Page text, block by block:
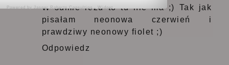
W sumie różu to tu nie ma ;) Tak jak
pisałam neonowa czerwień i
prawdziwy neonowy fiolet ;)
Odpowiedz
Powered byJasper Roberts Consulting -Widget